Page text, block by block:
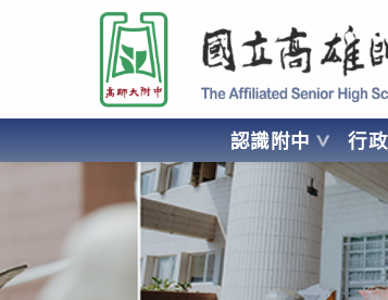
要
容
國立高雄師範大學附屬高級中學 Affiliated Senior
認識附中 行
AFFILIATED SENIOR HIGH SCHOOL OF